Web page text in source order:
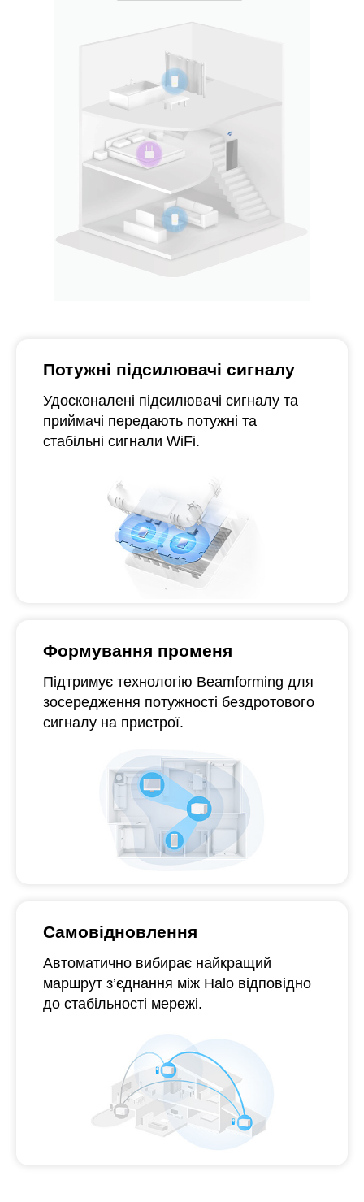
Потужні підсилювачі сигналу
Удосконалені підсилювачі сигналу та
приймачі передають потужні та
стабільні сигнали WiFi.
Формування променя
Підтримує технологію Beamforming для
зосередження потужності бездротового
сигналу на пристрої.
Самовідновлення
Автоматично вибираєнайкращий
маршрут з’єднання між Halo відповідно
до стабільності мережі.